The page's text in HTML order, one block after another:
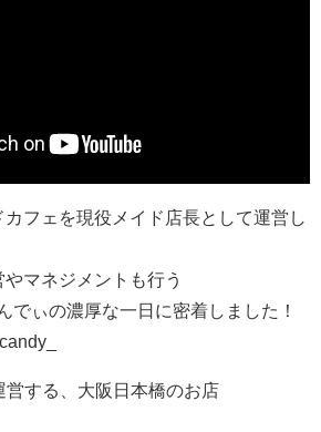
フェを現役メイド店長として運営し
マネジメントも行う
でぃの濃厚な一日に密着しました！
する、大阪日本橋のお店